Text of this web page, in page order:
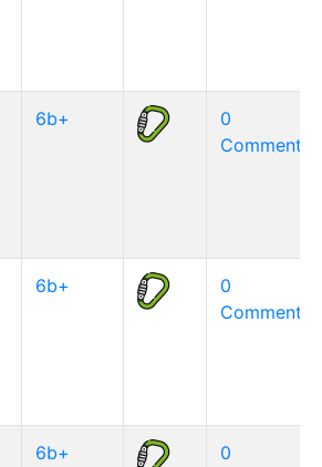
6b+
0
6b+
0
6b+
0